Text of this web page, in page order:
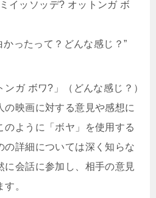
イッソッデ? オットンガ ボ
かったって？どんな感じ？”
ガ ボワ?」（どんな感じ？）
の映画に対する意見や感想に
のように「ボヤ」を使用する
の詳細については深く知らな
に会話に参加し、相手の意見
。